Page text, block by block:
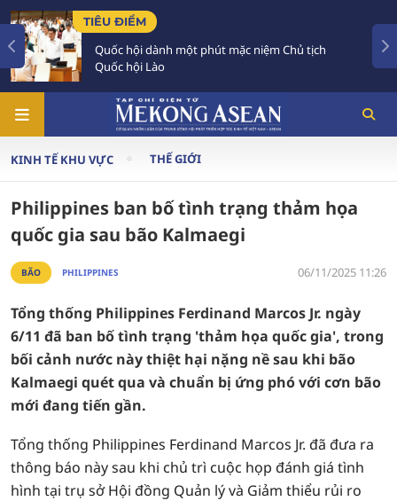
dành một phút mặc niệm Chủ tịch
Lào
TIÊU ĐIỂM
Hợp tác
quan hệ
KINH TẾ KHU VỰC THẾ GIỚI
Philippines ban bố tình trạng thảm họa
quốc gia sau bão Kalmaegi
BÃO PHILIPPINES 06/11/2025 11:26
Tổng thống Philippines Ferdinand Marcos Jr. ngày
6/11 đã ban bố tình trạng 'thảm họa quốc gia', trong
bối cảnh nước này thiệt hại nặng nề sau khi bão
Kalmaegi quét qua và chuẩn bị ứng phó với cơn bão
mới đang tiến gần.
Tổng thống Philippines Ferdinand Marcos Jr. đã đưa ra
thông báo này sau khi chủ trì cuộc họp đánh giá tình
hình tại trụ sở Hội đồng Quản lý và Giảm thiểu rủi ro